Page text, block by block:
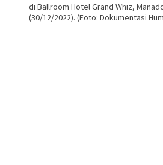
di Ballroom Hotel Grand Whiz,
(30/12/2022). (Foto: Dokumentasi